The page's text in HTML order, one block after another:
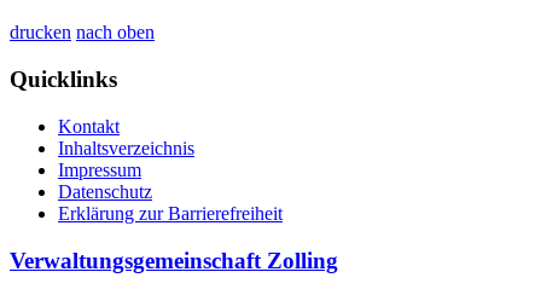
drucken nach oben
Quicklinks
Kontakt
Inhaltsverzeichnis
Impressum
Datenschutz
Erklärung zur Barrierefreiheit
Verwaltungsgemeinschaft Zolling